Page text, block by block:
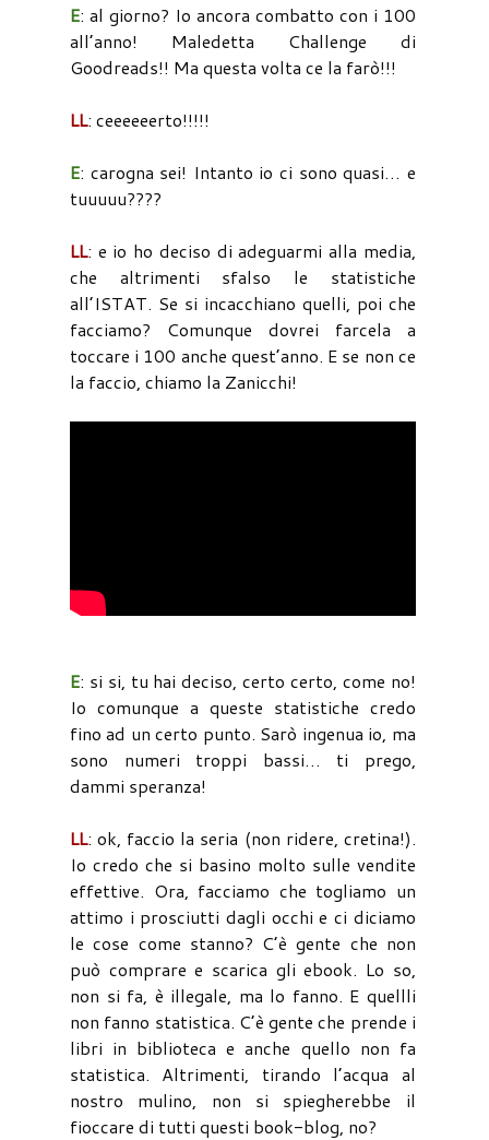
E: al giorno? Io ancora combatto con i 100
all’anno! Maledetta Challenge di
Goodreads!! Ma questa volta ce la farò!!!
LL: ceeeeeerto!!!!!
E: carogna sei! Intanto io ci sono quasi… e
tuuuuu????
LL: e io ho deciso di adeguarmi alla media,
che altrimenti sfalso le statistiche
all’ISTAT. Se si incacchiano quelli, poi che
facciamo? Comunque dovrei farcela a
toccare i 100 anche quest’anno. E se non ce
la faccio, chiamo la Zanicchi!
E: si si, tu hai deciso, certo certo, come no!
Io comunque a queste statistiche credo
fino ad un certo punto. Sarò ingenua io, ma
sono numeri troppi bassi… ti prego,
dammi speranza!
LL: ok, faccio la seria (non ridere, cretina!).
Io credo che si basino molto sulle vendite
effettive. Ora, facciamo che togliamo un
attimo i prosciutti dagli occhi e ci diciamo
le cose come stanno? C’è gente che non
può comprare e scarica gli ebook. Lo so,
non si fa, è illegale, ma lo fanno. E quellli
non fanno statistica. C’è gente che prende i
libri in biblioteca e anche quello non fa
statistica. Altrimenti, tirando l’acqua al
nostro mulino, non si spiegherebbe il
fioccare di tutti questi book-blog, no?